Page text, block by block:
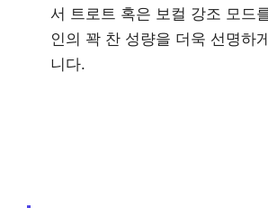
서 트로트 혹은 보컬 강조 모드
인의 꽉 찬 성량을 더욱 선명하
니다.